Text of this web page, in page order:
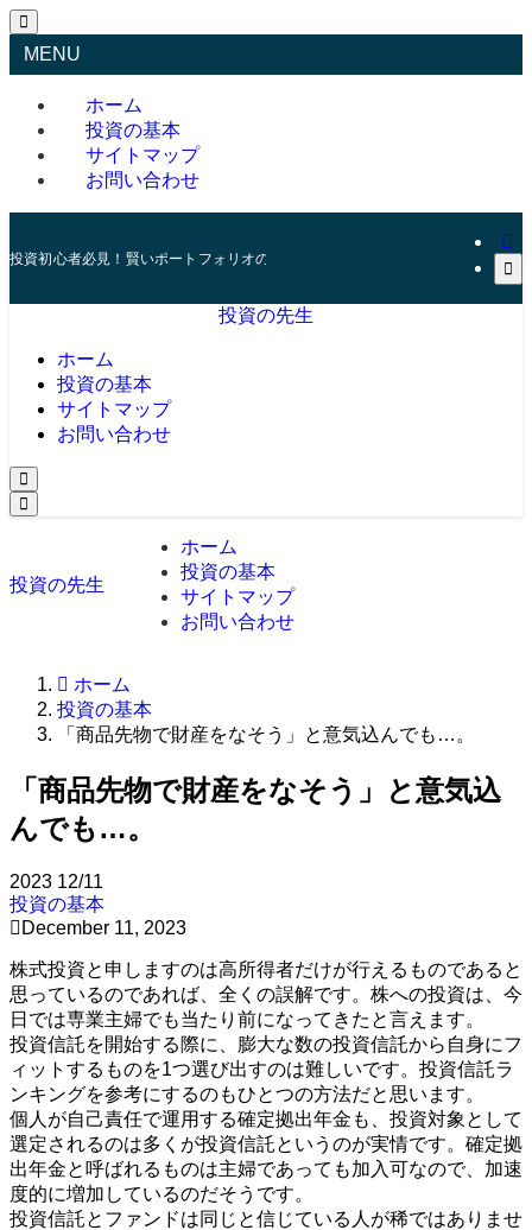
MENU
ホーム
投資の基本
サイトマップ
お問い合わせ
投資初心者必見！賢いポートフォリオの組み方とリスク管理の秘訣
投資の先生
ホーム
投資の基本
サイトマップ
お問い合わせ
投資の先生
ホーム
投資の基本
サイトマップ
お問い合わせ
ホーム
投資の基本
「商品先物で財産をなそう」と意気込んでも…。
「商品先物で財産をなそう」と意気込
んでも…。
2023 12/11
投資の基本
December 11, 2023
株式投資と申しますのは高所得者だけが行えるものであると
思っているのであれば、全くの誤解です。株への投資は、今
日では専業主婦でも当たり前になってきたと言えます。
投資信託を開始する際に、膨大な数の投資信託から自身にフ
ィットするものを1つ選び出すのは難しいです。投資信託ラ
ンキングを参考にするのもひとつの方法だと思います。
個人が自己責任で運用する確定拠出年金も、投資対象として
選定されるのは多くが投資信託というのが実情です。確定拠
出年金と呼ばれるものは主婦であっても加入可なので、加速
度的に増加しているのだそうです。
投資信託とファンドは同じと信じている人が稀ではありませ